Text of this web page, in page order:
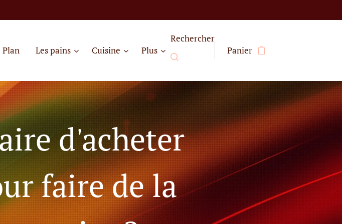
Plan Les pains Cuisine Plus
Rechercher
Panier
d'acheter
faire de la